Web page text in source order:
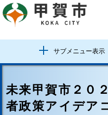
サブメニュー表示
未来甲賀市２０
者政策アイデア